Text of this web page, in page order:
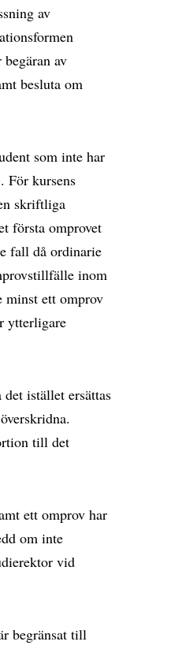
av
av
besluta om
som inte har
För kursens
skriftliga
första omprovet
fall då ordinarie
inom
minst ett omprov
ytterligare
istället ersättas
till det
ett omprov har
om inte
vid
begränsat till